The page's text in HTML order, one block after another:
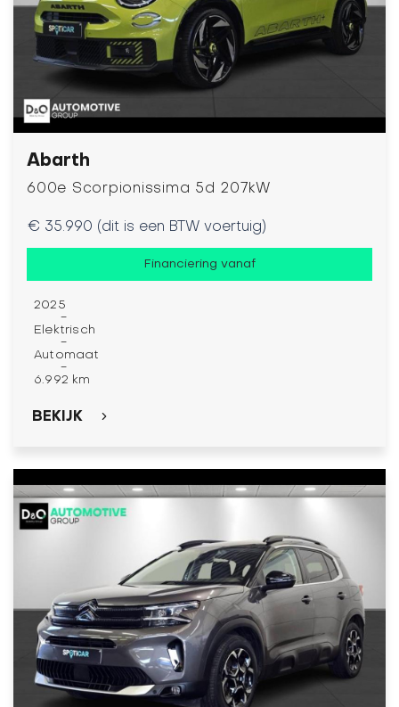
Abarth
600e Scorpionissima 5d 207kW
€ 35.990 (dit is een BTW voertuig)
Financiering vanaf
2025
-
Elektrisch
-
Automaat
-
6.992 km
BEKIJK